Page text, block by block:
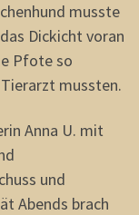
musste
Dickicht voran
Pfote so
mussten.
Anna U. mit
und
Abends brach